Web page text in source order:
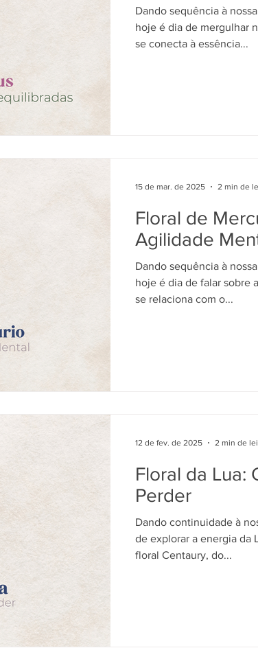
Dando sequência à
hoje é dia de mergulhar na
se conecta à essência...
Floral de
Agilidade
Dando sequência à
hoje é dia de falar sobre
se relaciona com o...
15 de mar. de 2025 2 min de
Floral da Lua:
Perder
Dando continuidade à
de explorar a energia da
floral Centaury, do...
12 de fev. de 2025 2 min de